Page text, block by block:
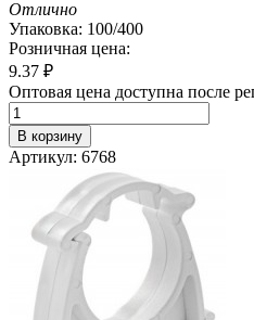
Отлично
Упаковка: 100/400
Розничная цена:
9.37 ₽
Оптовая цена доступна после
В корзину
Артикул: 6768